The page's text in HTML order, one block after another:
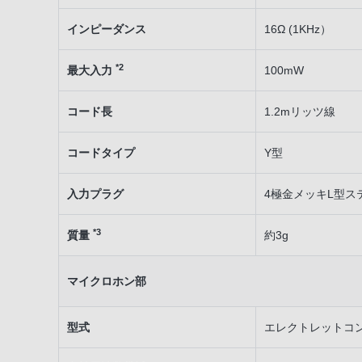
インピーダンス 16Ω (1KHz）
最大入力 *2 100mW
コード長 1.2mリッツ線
コードタイプ Y型
入力プラグ 4極金メッキL型ス
質量 *3 約3g
マイクロホン部
型式 エレクトレットコ